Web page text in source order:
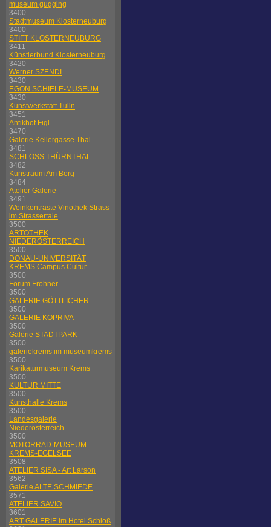
museum gugging
3400
Stadtmuseum Klosterneuburg
3400
STIFT KLOSTERNEUBURG
3411
Künstlerbund Klosterneuburg
3420
Werner SZENDI
3430
EGON SCHIELE-MUSEUM
3430
Kunstwerkstatt Tulln
3451
Antikhof Figl
3470
Galerie Kellergasse Thal
3481
SCHLOSS THÜRNTHAL
3482
Kunstraum Am Berg
3484
Atelier Galerie
3491
Weinkontraste Vinothek Strass
im Strassertale
3500
ARTOTHEK
NIEDERÖSTERREICH
3500
DONAU-UNIVERSITÄT
KREMS Campus Cultur
3500
Forum Frohner
3500
GALERIE GÖTTLICHER
3500
GALERIE KOPRIVA
3500
Galerie STADTPARK
3500
galeriekrems im museumkrems
3500
Karikaturmuseum Krems
3500
KULTUR MITTE
3500
Kunsthalle Krems
3500
Landesgalerie
Niederösterreich
3500
MOTORRAD-MUSEUM
KREMS-EGELSEE
3508
ATELIER SISA - Art Larson
3562
Galerie ALTE SCHMIEDE
3571
ATELIER SAVIO
3601
ART GALERIE im Hotel Schloß